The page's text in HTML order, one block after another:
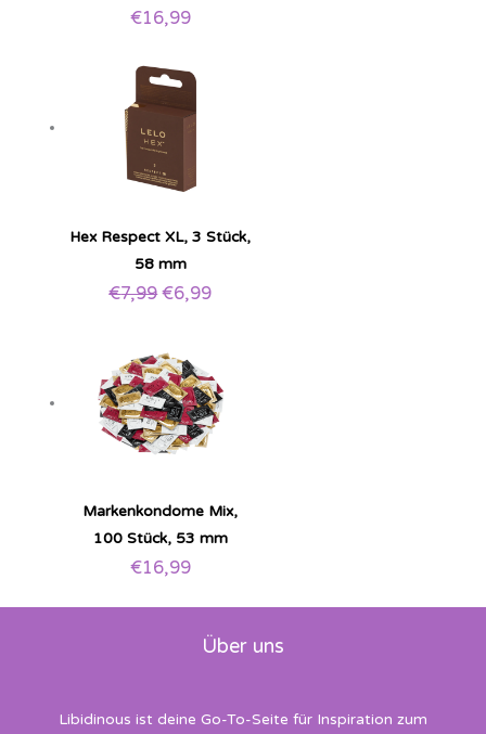
€16,99
Hex Respect XL, 3 Stück,
58 mm
€7,99 €6,99
Markenkondome Mix,
100 Stück, 53 mm
€16,99
Über uns
Libidinous ist deine Go-To-Seite für Inspiration zum